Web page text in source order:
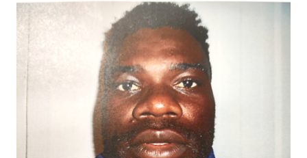
επικοινωνήσει με το ΤΑΕ Λευκωσίας, στο τηλέφωνο
22-802222, ή με τον πλησιέστερο Αστυνομικό Σταθμό,
ή με τη Γραμμή του Πολίτη στον αριθμό 1460.